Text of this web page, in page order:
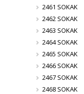
2461 SOKAK
2462 SOKAK
2463 SOKAK
2464 SOKAK
2465 SOKAK
2466 SOKAK
2467 SOKAK
2468 SOKAK